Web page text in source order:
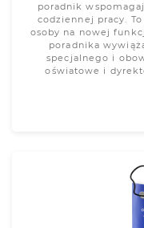
poradnik
codziennej pracy.
osoby na nowej
poradnika
specjalnego i
oświatowe i
wykwalifikowanych